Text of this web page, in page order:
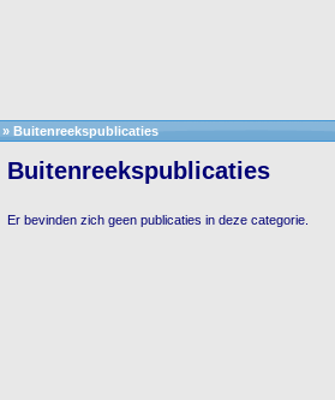
» Buitenreekspublicaties
Buitenreekspublicaties
Er bevinden zich geen publicaties in deze categorie.